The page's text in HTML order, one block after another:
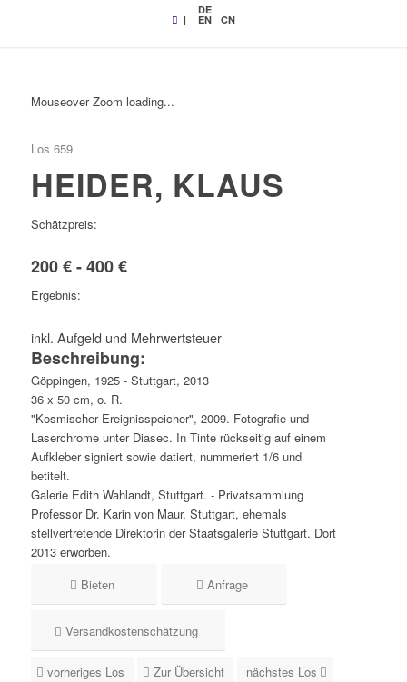
|
DE
EN CN
Mouseover Zoom loading...
Los 659
HEIDER, KLAUS
Schätzpreis:
200 € - 400 €
Ergebnis:
inkl. Aufgeld und Mehrwertsteuer
Beschreibung:
Göppingen, 1925 - Stuttgart, 2013
36 x 50 cm, o. R.
"Kosmischer Ereignisspeicher", 2009. Fotografie und
Laserchrome unter Diasec. In Tinte rückseitig auf einem
Aufkleber signiert sowie datiert, nummeriert 1/6 und
betitelt.
Galerie Edith Wahlandt, Stuttgart. - Privatsammlung
Professor Dr. Karin von Maur, Stuttgart, ehemals
stellvertretende Direktorin der Staatsgalerie Stuttgart. Dort
2013 erworben.
Bieten
Anfrage
Versandkostenschätzung
vorheriges Los Zur Übersicht nächstes Los